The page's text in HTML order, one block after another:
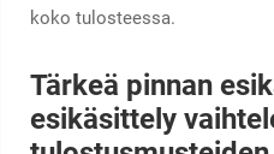
koko tulosteessa.
Tärkeä pinnan
esikäsittely